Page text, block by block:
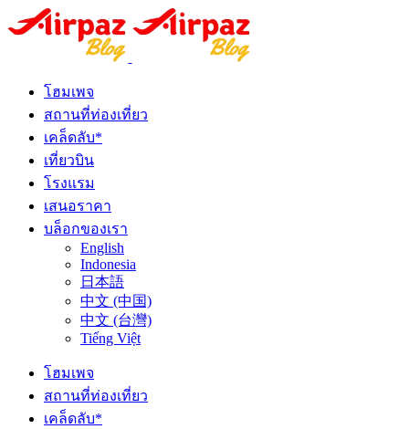
โฮมเพจ
สถานที่ท่องเที่ยว
เคล็ดลับ*
เที่ยวบิน
โรงแรม
เสนอราคา
บล็อกของเรา
English
Indonesia
日本語
中文 (中国)
中文 (台灣)
Tiếng Việt
โฮมเพจ
สถานที่ท่องเที่ยว
เคล็ดลับ*